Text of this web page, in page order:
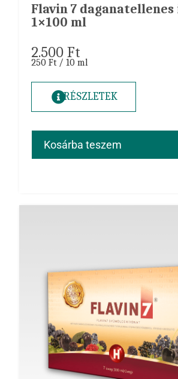
Flavin 7
1×100 ml
2.500Ft
250 Ft / 10 ml
RÉSZLETEK
Kosárba teszem